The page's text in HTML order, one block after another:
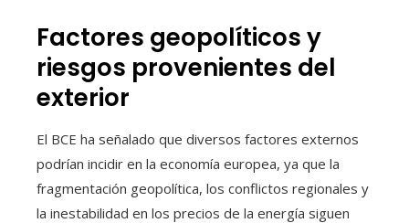
Factores geopolíticos y
riesgos provenientes del
exterior
El BCE ha señalado que diversos factores externos
podrían incidir en la economía europea, ya que la
fragmentación geopolítica, los conflictos regionales y
la inestabilidad en los precios de la energía siguen